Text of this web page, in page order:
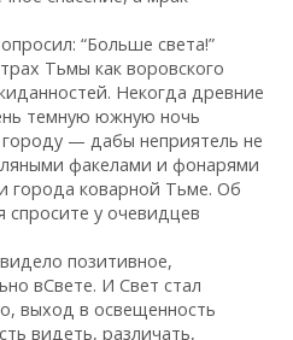
“Больше света!”
Тьмы как воровского
Некогда древние
темную южную ночь
— дабы неприятель не
факелами и фонарями
города коварной Тьме. Об
спросите у очевидцев
позитивное,
вСвете. И Свет стал
выход в освещенность
видеть, различать,